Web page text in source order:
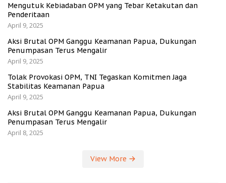
Mengutuk Kebiadaban OPM yang Tebar Ketakutan dan
Penderitaan
April 9, 2025
Aksi Brutal OPM Ganggu Keamanan Papua, Dukungan
Penumpasan Terus Mengalir
April 9, 2025
Tolak Provokasi OPM, TNI Tegaskan Komitmen Jaga
Stabilitas Keamanan Papua
April 9, 2025
Aksi Brutal OPM Ganggu Keamanan Papua, Dukungan
Penumpasan Terus Mengalir
April 8, 2025
View More